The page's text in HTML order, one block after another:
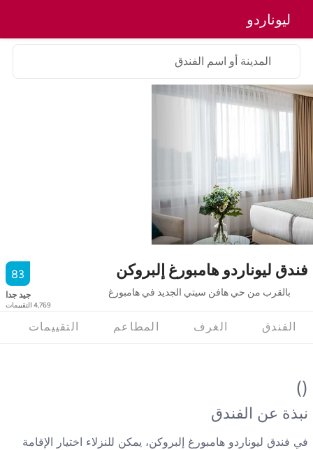
ليوناردو
فندق ليوناردو هامبورغ إلبروكن
بالقرب من حي هافن سيتي الجديد في هامبورغ
83
جيد جدا
4,769 التقييمات
المدينة أو اسم الفندق
الفندق الغرف المطاعم التقييمات
()
نبذة عن الفندق
في فندق ليوناردو هامبورغ إلبروكن، يمكن للنزلاء اختيار الإقامة